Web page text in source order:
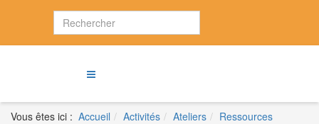
Vous êtes ici : Accueil Activités Ateliers
Ressources